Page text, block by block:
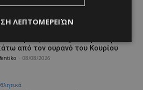
από τον ουρανό του Κουρίου
08/08/2026
ΛΕΠΤΟΜΕΡΕΙΏΝ